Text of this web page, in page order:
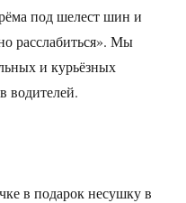
под шелест шин и
расслабиться». Мы
и курьёзных
водителей.
в подарок несушку в